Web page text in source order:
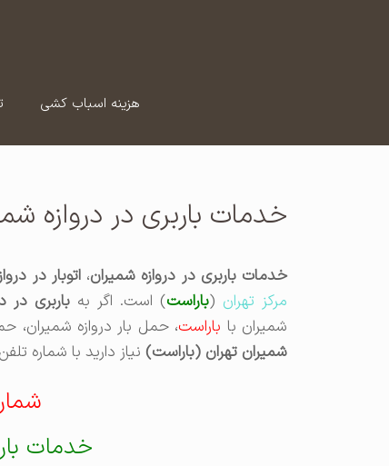
هزینه اسباب کشی
خدمات باربری در دروازه
خدمات باربری در دروازه شمیران،اتوبار در
مرکز تهران (باراست) است. اگر بهباربری در
شمیران با باراست، حمل بار دروازه شمیران،
شمیران تهران (باراست) نیاز دارید با شماره
خدمات